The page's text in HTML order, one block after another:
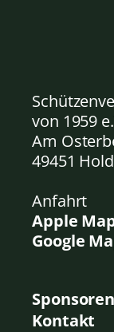
von 1959
Am
49451
Anfahrt
Apple
Google
Sponsoren
Kontakt